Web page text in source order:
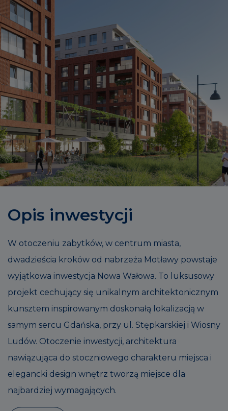
Opis inwestycji
W otoczeniu zabytków, w centrum miasta,
dwadzieścia kroków od nabrzeża Motławy powstaje
wyjątkowa inwestycja Nowa Wałowa. To luksusowy
projekt cechujący się unikalnym architektonicznym
kunsztem inspirowanym doskonałą lokalizacją w
samym sercu Gdańska, przy ul. Stępkarskiej i Wiosny
Ludów. Otoczenie inwestycji, architektura
nawiązująca do stoczniowego charakteru miejsca i
elegancki design wnętrz tworzą miejsce dla
najbardziej wymagających.